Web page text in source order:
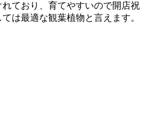
ており、育てやすいので開店祝
は最適な観葉植物と言えます。